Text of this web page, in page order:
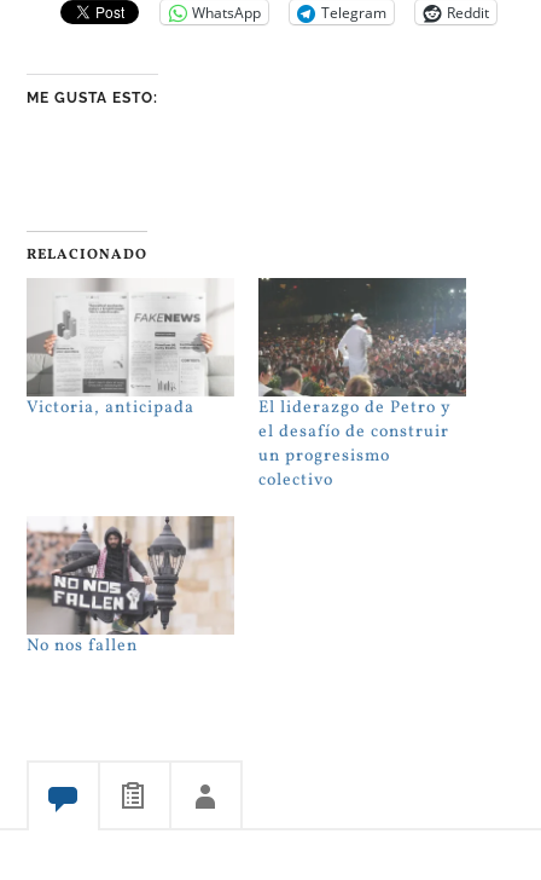
WhatsApp Telegram Reddit
ME GUSTA ESTO:
RELACIONADO
Victoria, anticipada
El liderazgo de Petro y
el desafío de construir
un progresismo
colectivo
No nos fallen